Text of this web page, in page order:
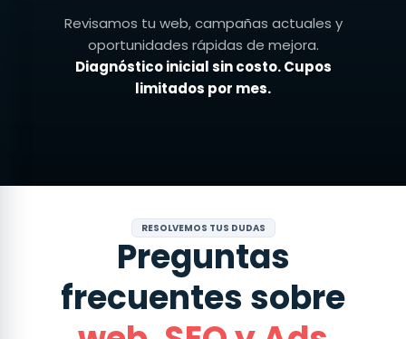
Revisamos tu web, campañas actuales y
oportunidades rápidas de mejora.
Diagnóstico inicial sin costo. Cupos
limitados por mes.
RESOLVEMOS TUS DUDAS
Preguntas
frecuentes sobre